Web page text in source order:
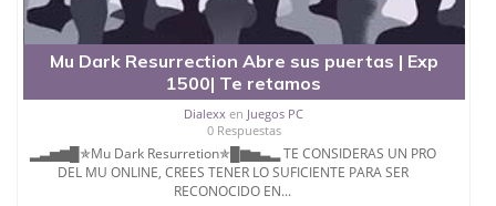
Mu Dark Resurrection Abre sus puertas | Exp
1500| Te retamos
Dialexx en Juegos PC
0 Respuestas
▂▃▅▆█✯Mu Dark Resurretion✯█▆▅▃▂ TE CONSIDERAS UN PRO
DEL MU ONLINE, CREES TENER LO SUFICIENTE PARA SER
RECONOCIDO EN...